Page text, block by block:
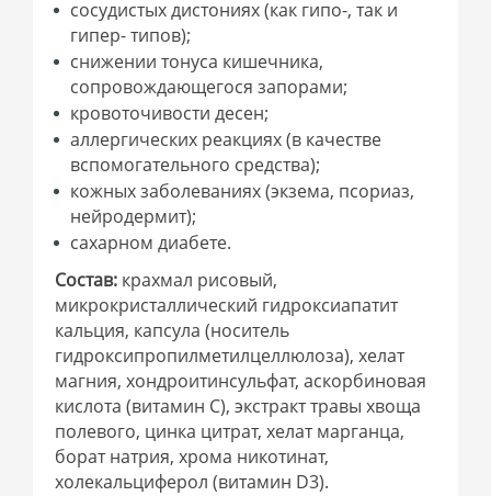
сосудистых дистониях (как гипо-, так и
гипер- типов);
снижении тонуса кишечника,
сопровождающегося запорами;
кровоточивости десен;
аллергических реакциях (в качестве
вспомогательного средства);
кожных заболеваниях (экзема, псориаз,
нейродермит);
сахарном диабете.
Состав: крахмал рисовый,
микрокристаллический гидроксиапатит
кальция, капсула (носитель
гидроксипропилметилцеллюлоза), хелат
магния, хондроитинсульфат, аскорбиновая
кислота (витамин С), экстракт травы хвоща
полевого, цинка цитрат, хелат марганца,
борат натрия, хрома никотинат,
холекальциферол (витамин D3).